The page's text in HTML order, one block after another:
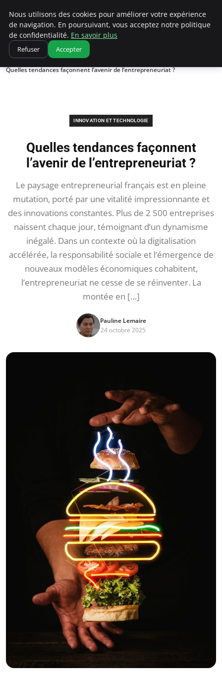
Ultimatefs
Accueil
Innovation et technologie
Quelles tendances façonnent l’avenir de l’entrepreneuriat ?
INNOVATION ET TECHNOLOGIE
Quelles tendances façonnent
l’avenir de l’entrepreneuriat ?
Le paysage entrepreneurial français est en pleine
mutation, porté par une vitalité impressionnante et
des innovations constantes. Plus de 2 500 entreprises
naissent chaque jour, témoignant d’un dynamisme
inégalé. Dans un contexte où la digitalisation
accélérée, la responsabilité sociale et l’émergence de
nouveaux modèles économiques cohabitent,
l’entrepreneuriat ne cesse de se réinventer. La
montée en […]
Pauline Lemaire
24 octobre 2025
Nous utilisons des cookies pour améliorer votre expérience
de navigation. En poursuivant, vous acceptez notre politique
de confidentialité. En savoir plus
Refuser Accepter